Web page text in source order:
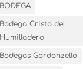
BODEGA
Bodega Cristo del
Humilladero
Bodegas Gordonzello